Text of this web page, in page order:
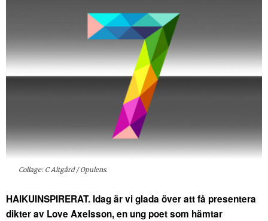
Collage: C Altgård / Opulens.
HAIKUINSPIRERAT. Idag är vi glada över att få presentera
dikter av Love Axelsson, en ung poet som hämtar